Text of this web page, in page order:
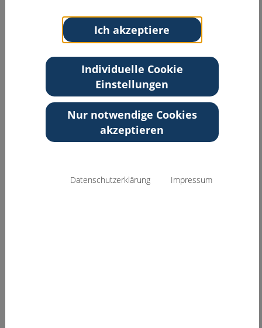
Ich akzeptiere
Individuelle Cookie
Einstellungen
Nur notwendige Cookies
akzeptieren
Datenschutzerklärung Impressum
Fleischhauerstraße 45
23552 Lübeck
psychotherapie.fehlinger@posteo.de